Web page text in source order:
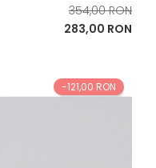
Pret
de
354,00 RON
Pret
283,00 RON
-121,00 RON